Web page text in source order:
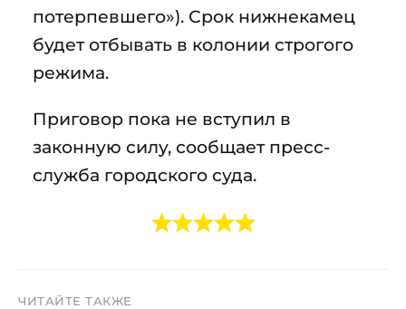
потерпевшего»). Срок нижнекамец
будет отбывать в колонии строгого
режима.
Приговор пока не вступил в
законную силу, сообщает пресс-
служба городского суда.
ЧИТАЙТЕ ТАКЖЕ